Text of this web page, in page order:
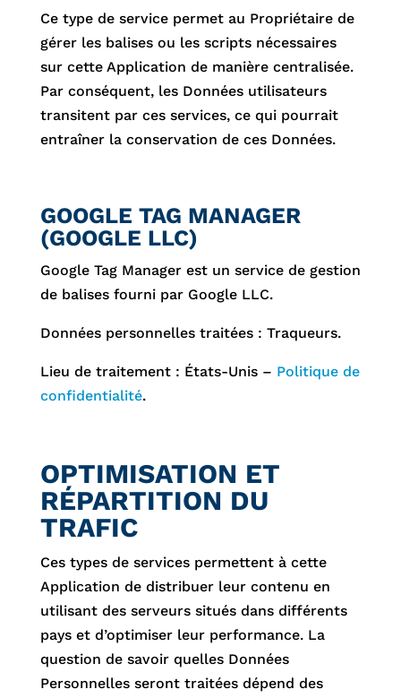
Ce type de service permet au Propriétaire de
gérer les balises ou les scripts nécessaires
sur cette Application de manière centralisée.
Par conséquent, les Données utilisateurs
transitent par ces services, ce qui pourrait
entraîner la conservation de ces Données.
GOOGLE TAG MANAGER
(GOOGLE LLC)
Google Tag Manager est un service de gestion
de balises fourni par Google LLC.
Données personnelles traitées : Traqueurs.
Lieu de traitement : États-Unis – Politique de
confidentialité.
OPTIMISATION ET
RÉPARTITION DU
TRAFIC
Ces types de services permettent à cette
Application de distribuer leur contenu en
utilisant des serveurs situés dans différents
pays et d’optimiser leur performance. La
question de savoir quelles Données
Personnelles seront traitées dépend des